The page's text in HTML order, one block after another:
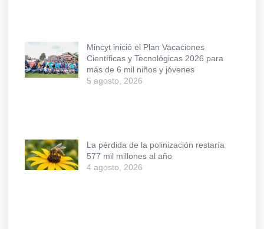
Mincyt inició el Plan Vacaciones
Científicas y Tecnológicas 2026 para
más de 6 mil niños y jóvenes
5 agosto, 2026
La pérdida de la polinización restaría
577 mil millones al año
4 agosto, 2026